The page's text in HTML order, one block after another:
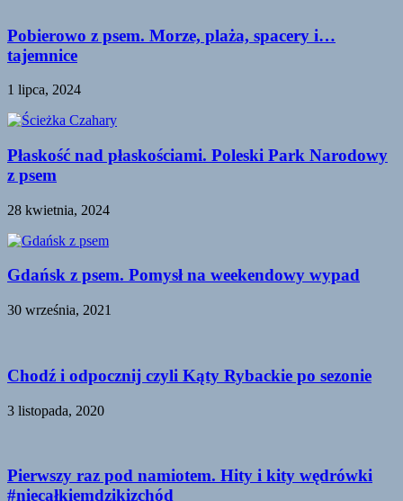
Pobierowo z psem. Morze, plaża, spacery i…
tajemnice
1 lipca, 2024
Płaskość nad płaskościami. Poleski Park Narodowy
z psem
28 kwietnia, 2024
Gdańsk z psem. Pomysł na weekendowy wypad
30 września, 2021
Chodź i odpocznij czyli Kąty Rybackie po sezonie
3 listopada, 2020
Pierwszy raz pod namiotem. Hity i kity wędrówki
#niecałkiemdzikizchód